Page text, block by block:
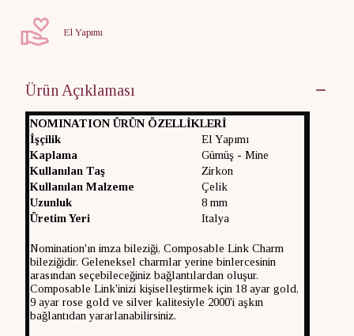
El Yapımı
Ürün Açıklaması
NOMINATION ÜRÜN ÖZELLİKLERİ
İşçilik
El Yapımı
Kaplama
Gümüş - Mine
Kullanılan Taş
Zirkon
Kullanılan Malzeme
Çelik
Uzunluk
8 mm
Üretim Yeri
Italya
Nomination'ın imza bileziği, Composable Link Charm
bileziğidir. Geleneksel charmlar yerine binlercesinin
arasından seçebileceğiniz bağlantılardan oluşur.
Composable Link'inizi kişiselleştirmek için 18 ayar gold,
9 ayar rose gold ve silver kalitesiyle 2000'i aşkın
bağlantıdan yararlanabilirsiniz.